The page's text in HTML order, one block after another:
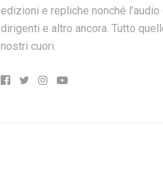
edizioni e repliche nonché
dirigenti e altro ancora. Tutto
nostri cuori.